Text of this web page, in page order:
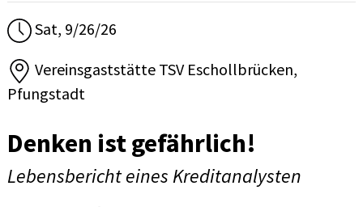
Sat, 9/26/26
Vereinsgaststätte TSV Eschollbrücken,
Pfungstadt
Denken ist gefährlich!
Lebensbericht eines Kreditanalysten